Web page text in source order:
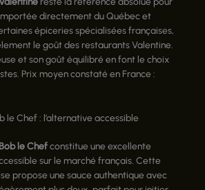
directement du Québec et
épiceries spécialisées françaises,
le goût des restaurants Valentine.
et son goût équilibré en font le choix
Prix moyen constaté en France :
le Chef : l’alternative accessible
le Chefconstitue une excellente
sur le marché français. Cette
propose une sauce authentique avec